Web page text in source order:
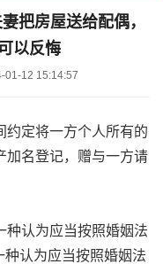
把房屋送给配偶，
以反悔
01-12 15:14:57
约定将一方个人所有的
加名登记，赠与一方请
种认为应当按照婚姻法
认为应当按照婚姻法